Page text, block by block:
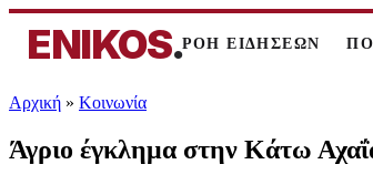
ENIKOS.ΡΟΗ ΕΙΔΗΣΕΩΝ
Αρχική » Κοινωνία
Άγριο έγκλημα στην Κάτω